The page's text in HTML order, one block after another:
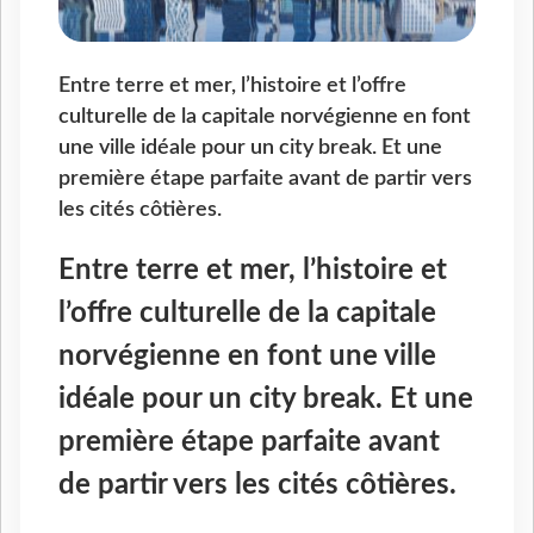
Entre terre et mer, l’histoire et l’offre
culturelle de la capitale norvégienne en font
une ville idéale pour un city break. Et une
première étape parfaite avant de partir vers
les cités côtières.
Entre terre et mer, l’histoire et
l’offre culturelle de la capitale
norvégienne en font une ville
idéale pour un city break. Et une
première étape parfaite avant
de partir vers les cités côtières.